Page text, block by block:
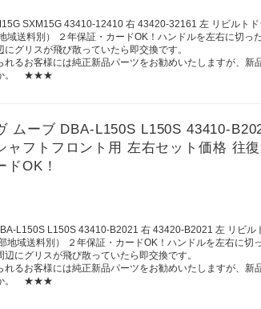
SXM15G 43410-12410 右 43420-32161 左 リビルト
域送料別） ２年保証・カードOK！ハンドルを左右に切っ
グリスが飛び散っていたら即交換です。
お客様には純正新品パーツをお勧めいたしますが、新
か。 ★★★
ムーブ DBA-L150S L150S 43410-
ャフトフロント用 左右セット価格 往
OK！
L150S L150S 43410-B2021 右 43420-B2021 左 リビル
地域送料別） ２年保証・カードOK！ハンドルを左右に切
にグリスが飛び散っていたら即交換です。
お客様には純正新品パーツをお勧めいたしますが、新
か。 ★★★